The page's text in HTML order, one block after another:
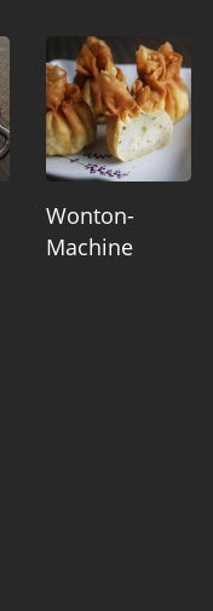
Wonton-
Machine